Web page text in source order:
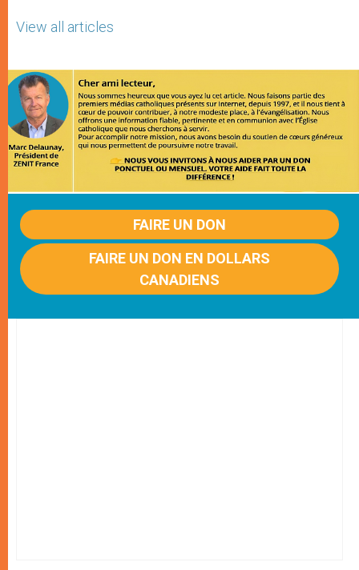
View all articles
FAIRE UN DON
FAIRE UN DON EN DOLLARS
CANADIENS